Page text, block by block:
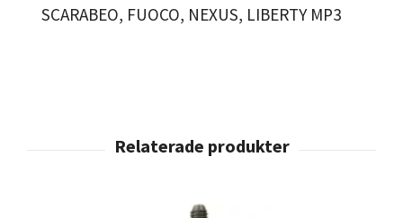
SCARABEO, FUOCO, NEXUS, LIBERTY MP3